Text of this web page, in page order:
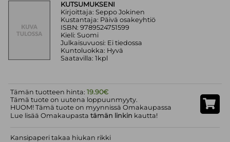
KUTSUMUKSENI
Kirjoittaja: Seppo Jokinen
Kustantaja: Päivä osakeyhtiö
ISBN: 9789524751599
Kieli: Suomi
Julkaisuvuosi: Ei tiedossa
Kuntoluokka: Hyvä
Saatavilla: 1kpl
Tämän tuotteen hinta:19.90€
Tämä tuote on uutena loppuunmyyty.
HUOM! Tämä tuote on myynnissä Omakaupassa
Lue lisää Omakaupastatämän linkin kautta!
Kansipaperi takaa hiukan rikki